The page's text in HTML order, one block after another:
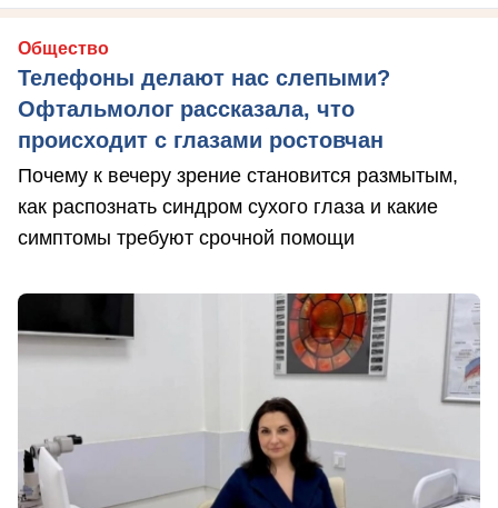
Общество
Телефоны делают нас слепыми?
Офтальмолог рассказала, что
происходит с глазами ростовчан
Почему к вечеру зрение становится размытым,
как распознать синдром сухого глаза и какие
симптомы требуют срочной помощи